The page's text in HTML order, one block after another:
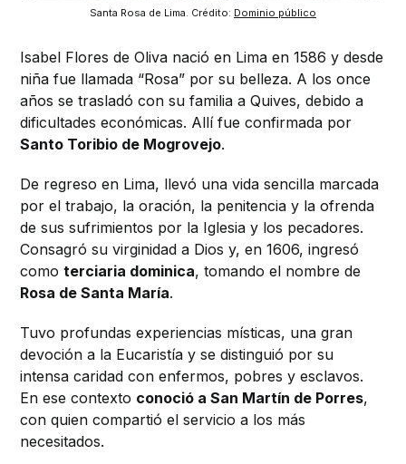
Santa Rosa de Lima. Crédito: Dominio público
Isabel Flores de Oliva nació en Lima en 1586 y desde
niña fue llamada “Rosa” por su belleza. A los once
años se trasladó con su familia a Quives, debido a
dificultades económicas. Allí fue confirmada por
Santo Toribio de Mogrovejo.
De regreso en Lima, llevó una vida sencilla marcada
por el trabajo, la oración, la penitencia y la ofrenda
de sus sufrimientos por la Iglesia y los pecadores.
Consagró su virginidad a Dios y, en 1606, ingresó
comoterciaria dominica, tomando el nombre de
Rosa de Santa María.
Tuvo profundas experiencias místicas, una gran
devoción a la Eucaristía y se distinguió por su
intensa caridad con enfermos, pobres y esclavos.
En ese contexto conoció a San Martín de Porres,
con quien compartió el servicio a los más
necesitados.